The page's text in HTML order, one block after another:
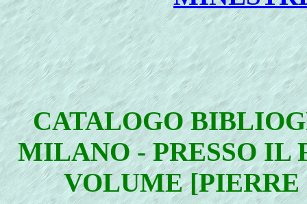
CATALOGO
MILANO - PRESSO IL
VOLUME